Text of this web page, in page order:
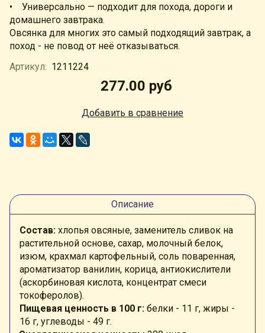
• Универсально — подходит для похода, дороги и
домашнего завтрака.
Овсянка для многих это самый подходящий завтрак, а
поход - не повод от неё отказываться.
Артикул: 1211224
277.00 руб
Добавить в сравнение
Описание
Состав: хлопья овсяные, заменитель сливок на
растительной основе, сахар, молочный белок,
изюм, крахмал картофельный, соль поваренная,
ароматизатор ванилин, корица, антиокислители
(аскорбиновая кислота, концентрат смеси
токоферолов).
Пищевая ценность в 100 г: белки - 11 г, жиры -
16 г, углеводы - 49 г.